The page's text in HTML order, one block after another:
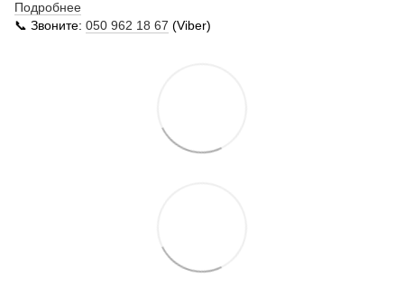
Подробнее
📞 Звоните: 050 962 18 67 (Viber)